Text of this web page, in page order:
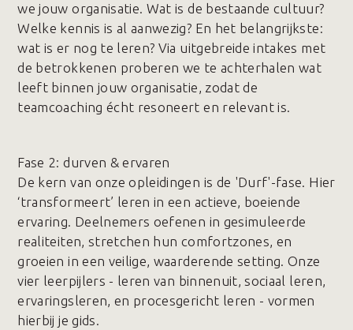
we jouw organisatie. Wat is de bestaande cultuur?
Welke kennis is al aanwezig? En het belangrijkste:
wat is er nog te leren? Via uitgebreide intakes met
de betrokkenen proberen we te achterhalen wat
leeft binnen jouw organisatie, zodat de
teamcoaching écht resoneert en relevant is.
Fase 2️: durven & ervaren
De kern van onze opleidingen is de 'Durf'-fase. Hier
‘transformeert’ leren in een actieve, boeiende
ervaring. Deelnemers oefenen in gesimuleerde
realiteiten, stretchen hun comfortzones, en
groeien in een veilige, waarderende setting. Onze
vier leerpijlers - leren van binnenuit, sociaal leren,
ervaringsleren, en procesgericht leren - vormen
hierbij je gids.